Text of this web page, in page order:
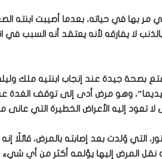
مر بها في حياته، بعدما أصيبت ابنته
لا يفارقه لأنه يعتقد أنه السبب في
بصحة جيدة عند إنجاب ابنتيه ملك
وهو مرض أدى إلى توقف الغدة
تعود إليه الأعراض الخطيرة التي عانى
التي وُلدت بعد إصابته بالمرض، قائلًا إنه
نقل المرض إليها يؤلمه أكثر من أي شيء